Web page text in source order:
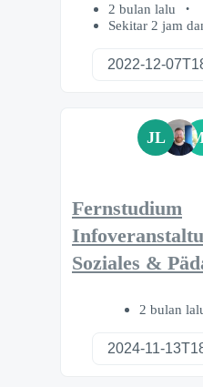
2 bulan lalu
Sekitar 2 jam
JL
Fernstudium
Soziales &
2 bulan